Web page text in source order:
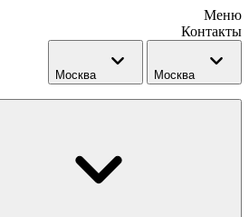
Меню
Контакты
Москва Москва